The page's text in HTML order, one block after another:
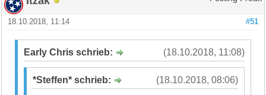
#51
18.10.2018, 11:14
(18.10.2018, 11:08)
Early Chris schrieb:
(18.10.2018, 08:06)
*Steffen* schrieb: